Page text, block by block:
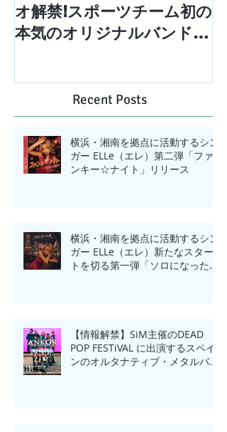
オ解禁!スポーツチーム初の
本気のオリジナルバンドと
【BIG WAVE】MV解禁!
Recent Posts
横浜・湘南を拠点に活動するシン
ガー ELLe（エレ）第二弾「ファ
ンキー☆ナイト」リリース
横浜・湘南を拠点に活動するシン
ガー ELLe（エレ）新たなスター
トを切る第一弾「ソロになった
【情報解禁】SiM主催のDEAD
POP FESTiVAL に出演するスペイ
ンのオルタナティブ・メタルバン